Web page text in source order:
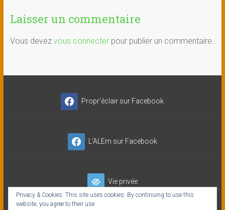
Laisser un commentaire
Vous devez vous connecterpour publier un commentaire.
Propr'éclair sur Facebook
L'ALEm sur Facebook
Vie privée
Privacy & Cookies: This site uses cookies. By continuing to use this
website, you agree to their use.